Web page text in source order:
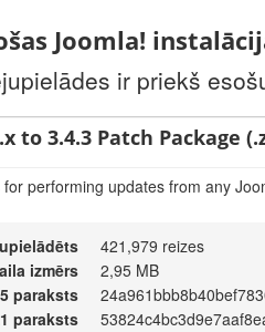
Joomla!
ir priekš
to 3.4.3 Patch Package
performing updates from any
421,979 reizes
izmērs
2,95 MB
paraksts
paraksts